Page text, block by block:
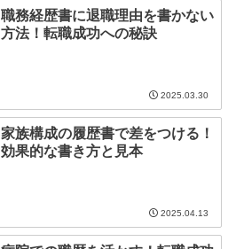
職務経歴書に退職理由を書かない
方法！転職成功への秘訣
2025.03.30
家族構成の履歴書で差をつける！
効果的な書き方と見本
2025.04.13